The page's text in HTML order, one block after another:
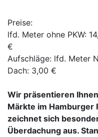
Preise:
lfd. Meter ohne PKW:
€
Aufschläge: lfd. Meter
Dach: 3,00 €
Wir präsentieren
Märkte im Hamburger
zeichnet sich
Überdachung aus.